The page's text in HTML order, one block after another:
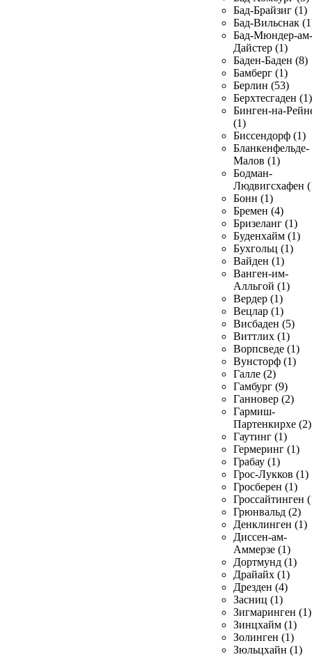
Бад-Брайзиг (1)
Бад-Вильснак
Бад-Мюндер-ам-
Дайстер (1)
Баден-Баден (8)
Бамберг (1)
Берлин (53)
Берхтесгаден (1)
Бинген-на-
(1)
Биссендорф (1)
Бланкенфельде-
Малов (1)
Бодман-
Людвигсхафен
Бонн (1)
Бремен (4)
Бризеланг (1)
Буденхайм (1)
Бухгольц (1)
Вайден (1)
Ванген-им-
Алльгой (1)
Вердер (1)
Вецлар (1)
Висбаден (5)
Виттлих (1)
Ворпсведе (1)
Вунсторф (1)
Галле (2)
Гамбург (9)
Ганновер (2)
Гармиш-
Партенкирхе (2)
Гаутинг (1)
Гермеринг (1)
Грабау (1)
Грос-Лукков (1)
Гросберен (1)
Гроссайтинген
Грюнвальд (2)
Денклинген (1)
Диссен-ам-
Аммерзе (1)
Дортмунд (1)
Драйайх (1)
Дрезден (4)
Засниц (1)
Зигмаринген (1)
Зинцхайм (1)
Золинген (1)
Зюльцхайн (1)